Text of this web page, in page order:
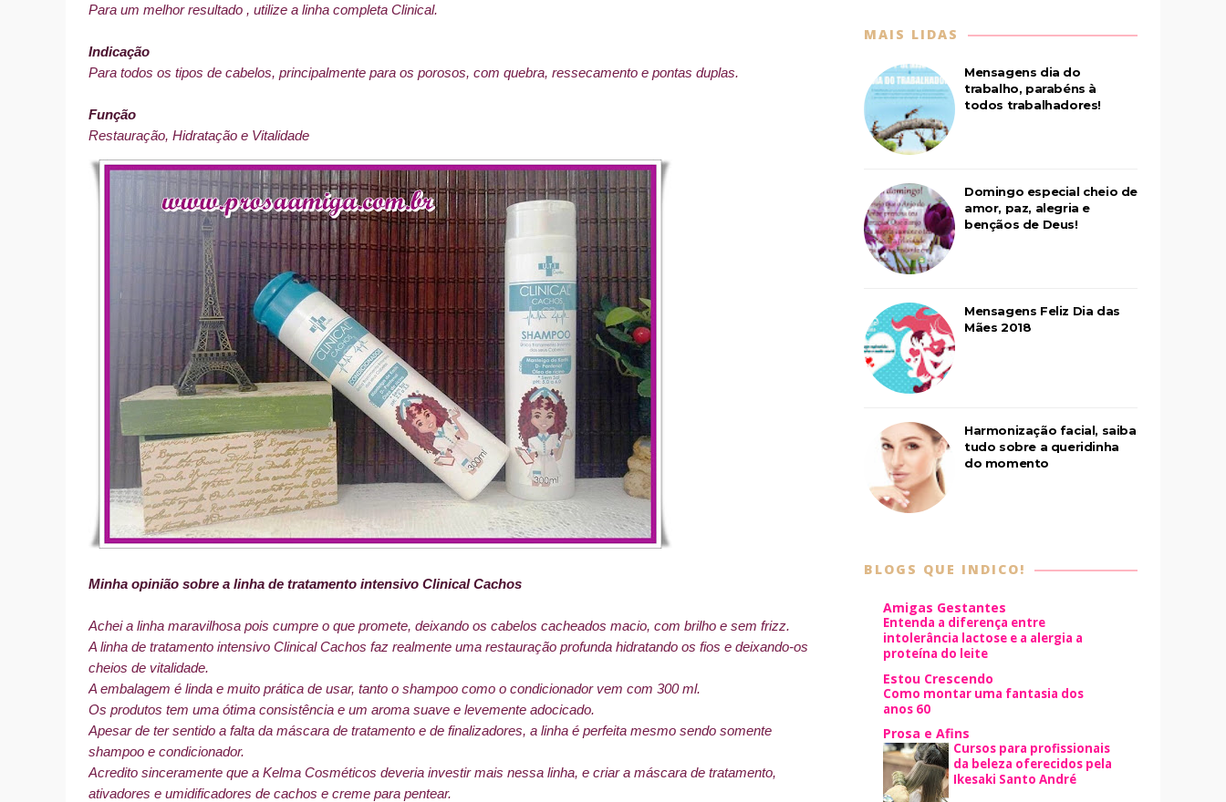
Para um melhor resultado , utilize a linha completa Clinical.
Indicação
Para todos os tipos de cabelos, principalmente para os porosos, com quebra, ressecamento e pontas duplas.
Função
Restauração, Hidratação e Vitalidade
Minha opinião sobre a linha de tratamento intensivo Clinical Cachos
Achei a linha maravilhosa pois cumpre o que promete, deixando os cabelos cacheados macio, com brilho e sem frizz.
A linha de tratamento intensivo Clinical Cachos faz realmente uma restauração profunda hidratando os fios e deixando-os
cheios de vitalidade.
A embalagem é linda e muito prática de usar, tanto o shampoo como o condicionador vem com 300 ml.
Os produtos tem uma ótima consistência e um aroma suave e levemente adocicado.
Apesar de ter sentido a falta da máscara de tratamento e de finalizadores, a linha é perfeita mesmo sendo somente
shampoo e condicionador.
Acredito sinceramente que a Kelma Cosméticos deveria investir mais nessa linha, e criar a máscara de tratamento,
ativadores e umidificadores de cachos e creme para pentear.
MAIS LIDAS
Mensagens dia do
trabalho, parabéns à
todos trabalhadores!
Domingo especial cheio de
amor, paz, alegria e
bençãos de Deus!
Mensagens Feliz Dia das
Mães 2018
Harmonização facial, saiba
tudo sobre a queridinha
do momento
BLOGS QUE INDICO!
Amigas Gestantes
Entenda a diferença entre
intolerância lactose e a alergia a
proteína do leite
Estou Crescendo
Como montar uma fantasia dos
anos 60
Prosa e Afins
Cursos para profissionais
da beleza oferecidos pela
Ikesaki Santo André